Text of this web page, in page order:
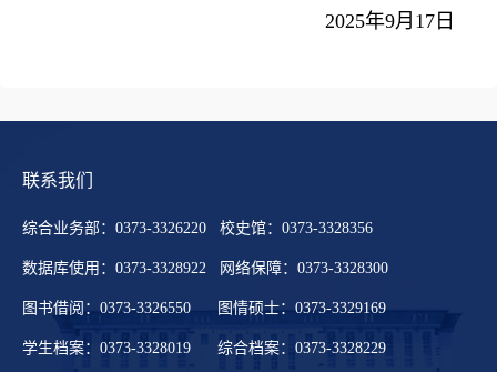
2025年9月 17日
联系我们
综合业务部：0373-3326220 校史馆：0373-3328356
数据库使用：0373-3328922 网络保障：0373-3328300
图书借阅：0373-3326550 图情硕士：0373-3329169
学生档案：0373-3328019 综合档案：0373-3328229